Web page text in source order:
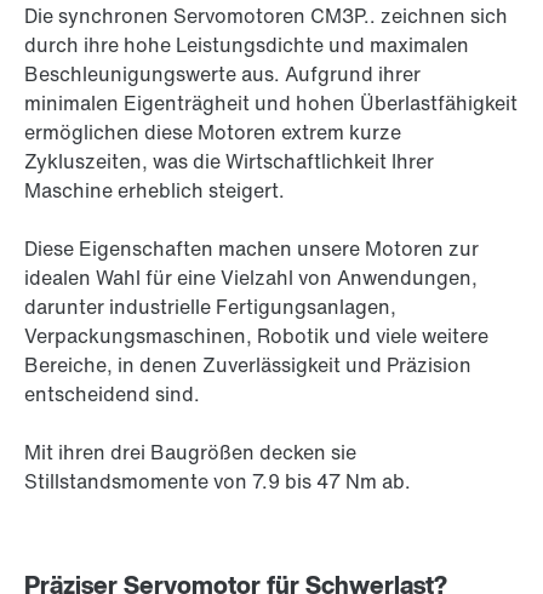
Die synchronen Servomotoren CM3P.. zeichnen sich
durch ihre hohe Leistungsdichte und maximalen
Beschleunigungswerte aus. Aufgrund ihrer
minimalen Eigenträgheit und hohen Überlastfähigkeit
ermöglichen diese Motoren extrem kurze
Zykluszeiten, was die Wirtschaftlichkeit Ihrer
Maschine erheblich steigert.
Diese Eigenschaften machen unsere Motoren zur
idealen Wahl für eine Vielzahl von Anwendungen,
darunter industrielle Fertigungsanlagen,
Verpackungsmaschinen, Robotik und viele weitere
Bereiche, in denen Zuverlässigkeit und Präzision
entscheidend sind.
Mit ihren drei Baugrößen decken sie
Stillstandsmomente von 7.9 bis47 Nm ab.